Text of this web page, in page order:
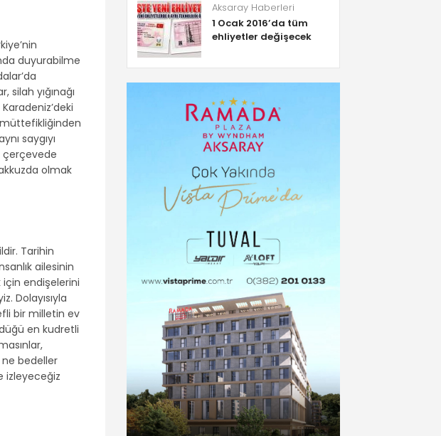
duyurabilme
yığınağı
müttefikliğinden
saygıyı
çerçevede
olmak
Tarihin
ailesinin
için endişelerini
Dolayısıyla
bir milletin ev
en kudretli
bedeller
izleyeceğiz
Aksaray Haberleri
1 Ocak 2016’da tüm
ehliyetler değişecek